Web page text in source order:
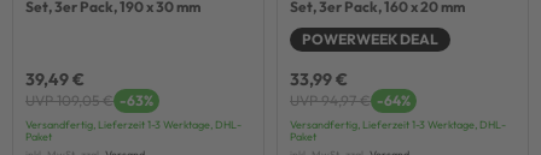
Set, 3er Pack, 190 x 30 mm
39,49 €
UVP 109,05 € -63%
Versandfertig, Lieferzeit 1-3 Werktage, DHL-
Paket
Set, 3er Pack, 160 x 20 mm
POWERWEEK DEAL
33,99 €
UVP 94,97 € -64%
Versandfertig, Lieferzeit 1-3 Werktage, DHL-
Paket